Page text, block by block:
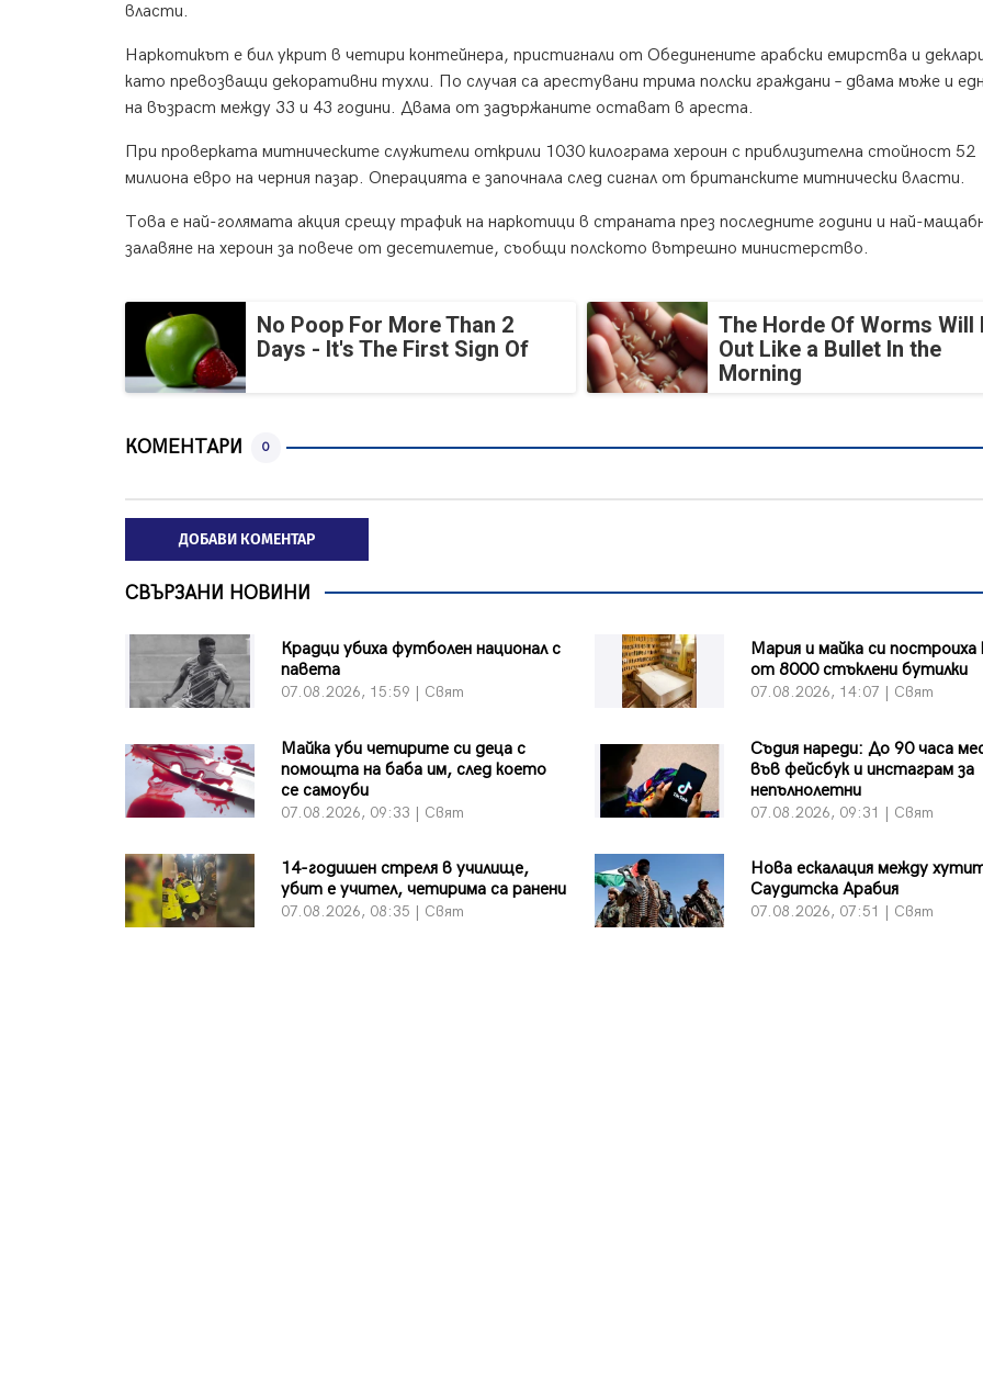
власти.
Наркотикът е бил укрит в четири контейнера, пристигнали от Обединените арабски емирства и
като превозващи декоративни тухли. По случая са арестувани трима полски граждани – двама мъже и
на възраст между 33 и 43 години. Двама от задържаните остават в ареста.
При проверката митническите служители открили 1030 килограма хероин с приблизителна стойност 52
милиона евро на черния пазар. Операцията е започнала след сигнал от британските митнически власти.
Това е най-голямата акция срещу трафик на наркотици в страната през последните години и най-
залавяне на хероин за повече от десетилетие, съобщи полското вътрешно министерство.
No Poop For More Than 2
Days - It's The First Sign Of
The Horde Of Worms Will
Out Like a Bullet In the
Morning
КОМЕНТАРИ 0
ДОБАВИ КОМЕНТАР
СВЪРЗАНИ НОВИНИ
Крадци убиха футболен национал с
павета
07.08.2026, 15:59 | Свят
Мария и майка си
от 8000 стъклени бутилки
07.08.2026, 14:07 | Свят
Майка уби четирите си деца с
помощта на баба им, след което
се самоуби
07.08.2026, 09:33 | Свят
Съдия нареди: До 90 часа
във фейсбук и инстаграм за
непълнолетни
07.08.2026, 09:31 | Свят
14-годишен стреля в училище,
убит е учител, четирима са ранени
07.08.2026, 08:35 | Свят
Нова ескалация между
Саудитска Арабия
07.08.2026, 07:51 | Свят